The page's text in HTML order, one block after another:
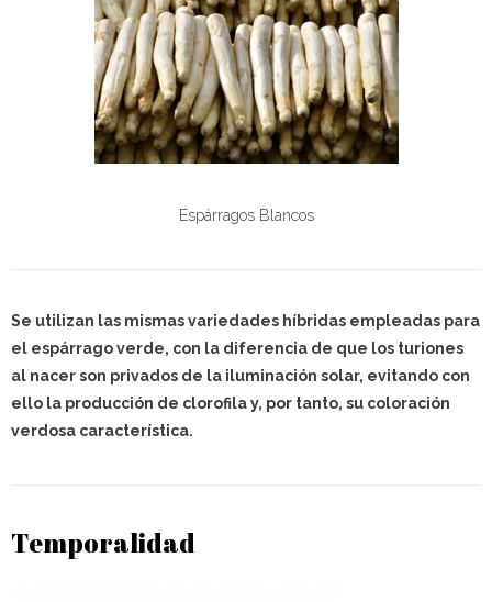
Espárragos Blancos
Se utilizan las mismas variedades híbridas empleadas para
el espárrago verde, con la diferencia de que los turiones
al nacer son privados de la iluminación solar, evitando con
ello la producción de clorofila y, por tanto, su coloración
verdosa característica.
Temporalidad